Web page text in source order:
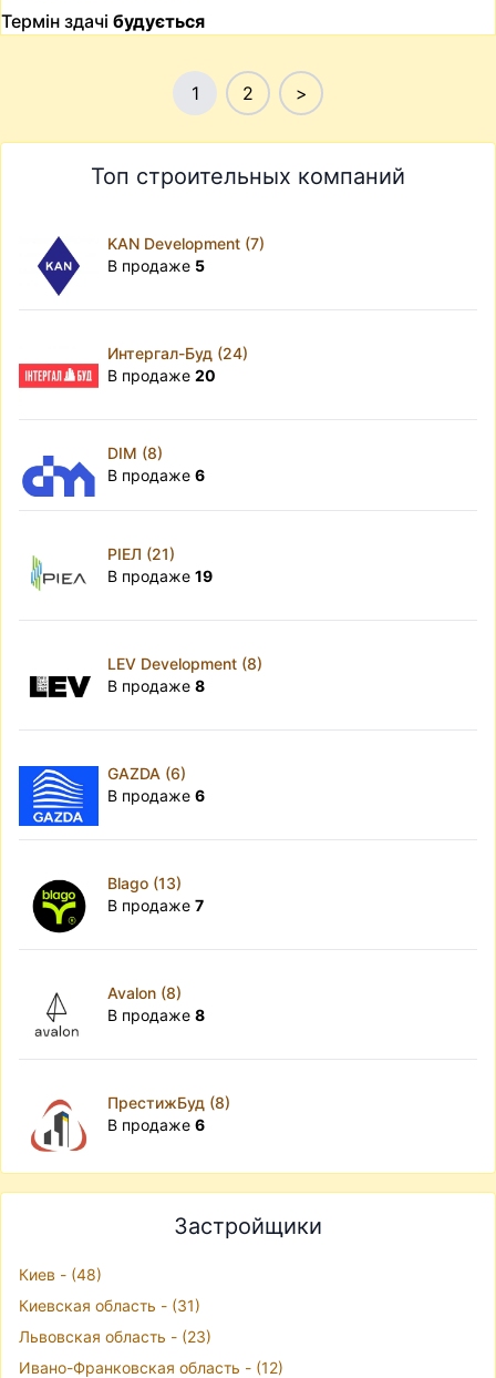
Термін здачі будується
1 2 >
Топ строительных компаний
KAN Development (7)
В продаже 5
Интергал-Буд (24)
В продаже 20
DIM (8)
В продаже 6
РІЕЛ (21)
В продаже 19
LEV Development (8)
В продаже 8
GAZDA (6)
В продаже 6
Blago (13)
В продаже 7
Avalon (8)
В продаже 8
ПрестижБуд (8)
В продаже 6
Застройщики
Киев - (48)
Киевская область - (31)
Львовская область - (23)
Ивано-Франковская область - (12)